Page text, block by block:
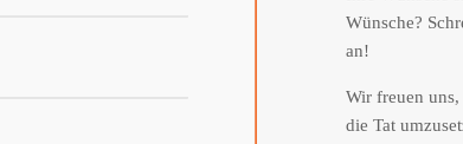
Wünsche?
an!
Wir freuen
die Tat